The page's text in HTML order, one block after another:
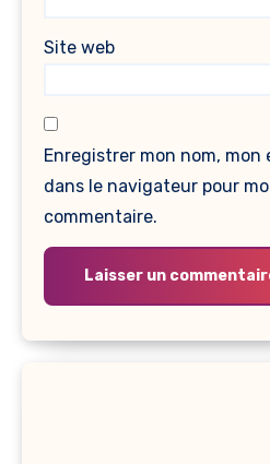
Site web
Enregistrer mon nom,
dans le navigateur pour
commentaire.